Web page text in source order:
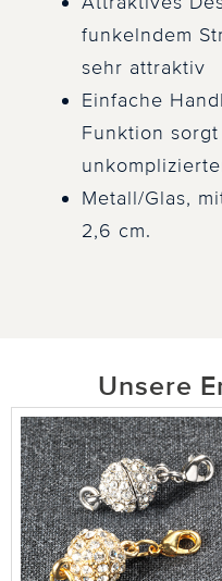
funkelndem
sehr attraktiv
Einfache
Funktion
Metall/Glas,
2,6 cm.
Unsere